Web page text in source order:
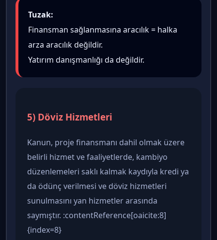
Tuzak:
Finansman sağlanmasına aracılık = halka
arza aracılık değildir.
Yatırım danışmanlığı da değildir.
5) Döviz Hizmetleri
Kanun, proje finansmanı dahil olmak üzere
belirli hizmet ve faaliyetlerde, kambiyo
düzenlemeleri saklı kalmak kaydıyla kredi ya
da ödünç verilmesi ve döviz hizmetleri
sunulmasını yan hizmetler arasında
saymıştır. :contentReference[oaicite:8]
{index=8}